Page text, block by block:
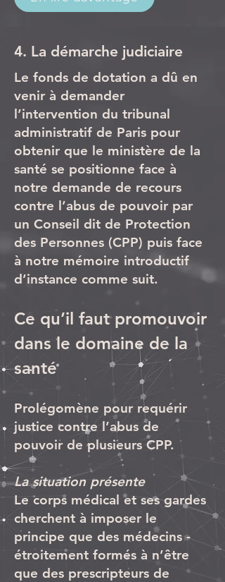
4. La démarche judiciaire
Le fonds de dotation a dû en
venir à demander
l’intervention du tribunal
administratif de Paris pour
obtenir que le ministère de la
santé se positionne face à
notre demande de recours
contre l’abus de pouvoir par
un Conseil dit de Protection
des Personnes (CPP) puis face
à notre mémoire introductif
d’instance comme suit.
Ce qu’il faut promouvoir
dans le domaine de la
santé
Prolégomène pour requérir
justice contre l’abus de
pouvoir de plusieurs CPP.
La situation présente
Le corps médical et ses gardes
cherchent à imposer le
principe que des médecins -
étroitement formés à n’être
que des prescripteurs de